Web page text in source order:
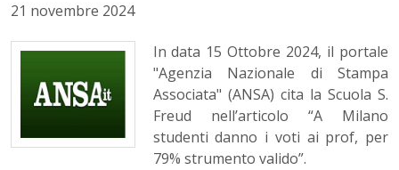
21 novembre 2024
In data 15 Ottobre 2024, il portale
"Agenzia Nazionale di Stampa
Associata" (ANSA) cita la Scuola S.
Freud nell’articolo “A Milano
studenti danno i voti ai prof, per
79% strumento valido”.